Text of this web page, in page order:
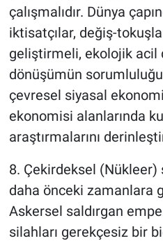
çalışmalıdır. Dünya
iktisatçılar, değiş-
geliştirmeli, ekolojik
dönüşümün
çevresel siyasal
ekonomisi alanlarında
araştırmalarını
8. Çekirdeksel
daha önceki zamanlara
Askersel saldırgan
silahları gerekçesiz bir